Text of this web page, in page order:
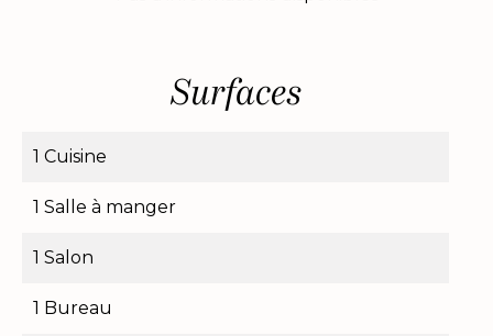
Surfaces
1 Cuisine
1 Salle à manger
1 Salon
1 Bureau